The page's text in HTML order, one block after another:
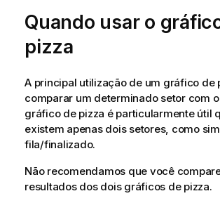
Quando usar o
pizza
A principal utilização de um gráfico de
comparar um determinado setor com o
gráfico de pizza é particularmente útil
existem apenas dois setores, como
fila/finalizado.
Não recomendamos que você
resultados dos dois gráficos de pizza.